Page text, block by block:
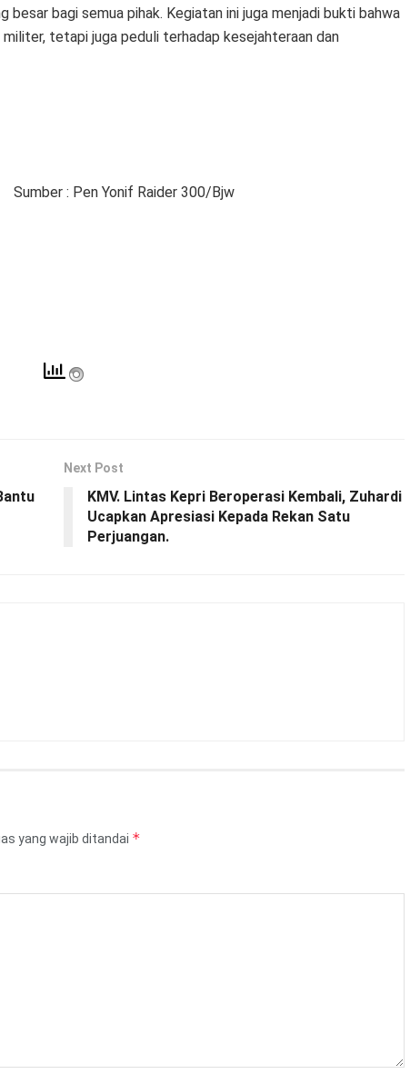
bagi semua pihak. Kegiatan ini juga menjadi bukti bahwa
tetapi juga peduli terhadap kesejahteraan dan
Sumber : Pen Yonif Raider 300/Bjw
Next Post
KMV. Lintas Kepri Beroperasi Kembali, Zuhardi
Ucapkan Apresiasi Kepada Rekan Satu
Perjuangan.
yang wajib ditandai *